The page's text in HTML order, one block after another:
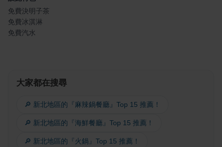
免費決明子茶
免費冰淇淋
免費汽水
大家都在搜尋
🔎 新北地區的『麻辣鍋餐廳』Top 15 推薦！
🔎 新北地區的『海鮮餐廳』Top 15 推薦！
🔎 新北地區的『火鍋』Top 15 推薦！